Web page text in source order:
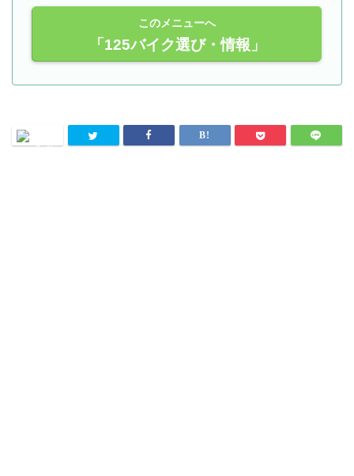
このメニューへ
「125バイク選び・情報」